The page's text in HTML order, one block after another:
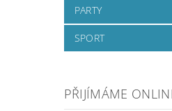
PARTY
SPORT
PŘIJÍMÁME